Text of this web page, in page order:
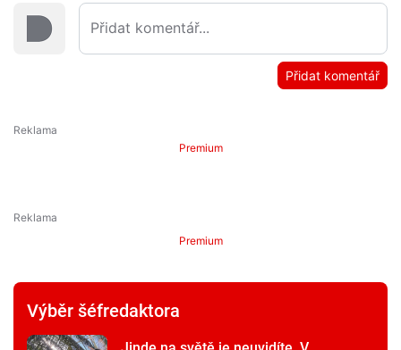
Přidat komentář
Premium
Premium
Výběr šéfredaktora